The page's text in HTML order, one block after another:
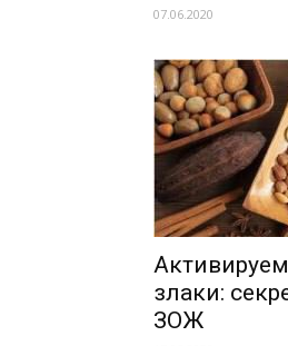
07.06.2020
злаки:
ЗОЖ